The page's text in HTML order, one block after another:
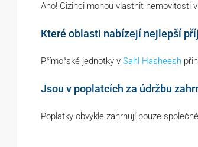
Ano! Cizinci mohou vlastnit nemovitosti
Které oblasti nabízejí nejlepší
Přímořské jednotky v Sahl Hasheesh
Jsou v poplatcích za údržbu
Poplatky obvykle zahrnují pouze